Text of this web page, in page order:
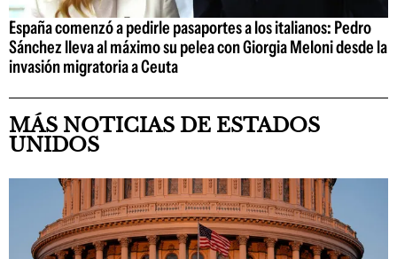
España comenzó a pedirle pasaportes a los italianos: Pedro
Sánchez lleva al máximo su pelea con Giorgia Meloni desde la
invasión migratoria a Ceuta
MÁS NOTICIAS DE ESTADOS
UNIDOS